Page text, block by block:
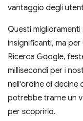
vantaggio degli
Questi
insignificanti, ma
Ricerca Google,
millisecondi per i
nell'ordine di decine
potrebbe trarne un
per scoprirlo.